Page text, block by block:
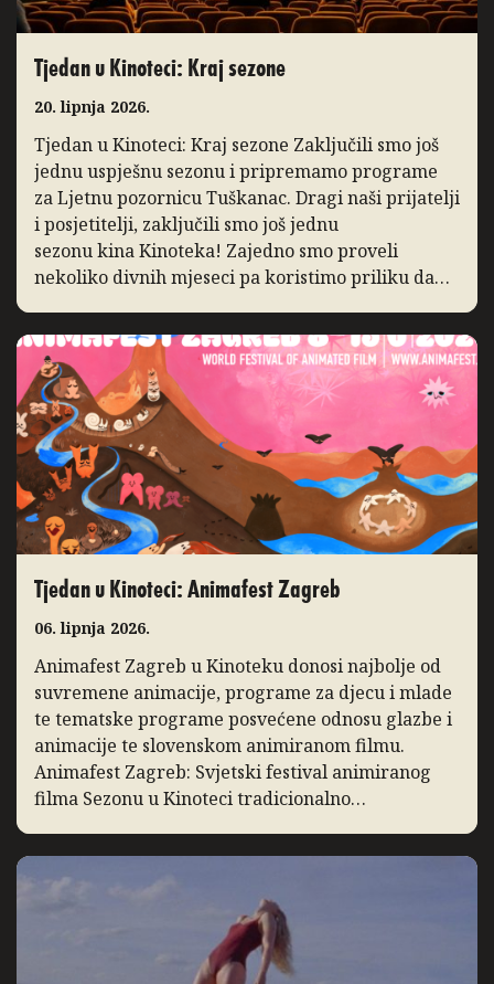
Tjedan u Kinoteci: Kraj sezone
20. lipnja 2026.
Tjedan u Kinoteci: Kraj sezone Zaključili smo još
jednu uspješnu sezonu i pripremamo programe
za Ljetnu pozornicu Tuškanac. Dragi naši prijatelji
i posjetitelji, zaključili smo još jednu
sezonu kina Kinoteka! Zajedno smo proveli
nekoliko divnih mjeseci pa koristimo priliku da
godine bilježimo porast posjećenosti programa,
posebice distribucijskih naslova […]
Tjedan u Kinoteci: Animafest Zagreb
06. lipnja 2026.
Animafest Zagreb u Kinoteku donosi najbolje od
suvremene animacije, programe za djecu i mlade
te tematske programe posvećene odnosu glazbe i
animacije te slovenskom animiranom filmu.
Animafest Zagreb: Svjetski festival animiranog
filma Sezonu u Kinoteci tradicionalno
Animafest Zagreb, manifestacija međunarodnog
ugleda koja svake godine u Zagreb donosi